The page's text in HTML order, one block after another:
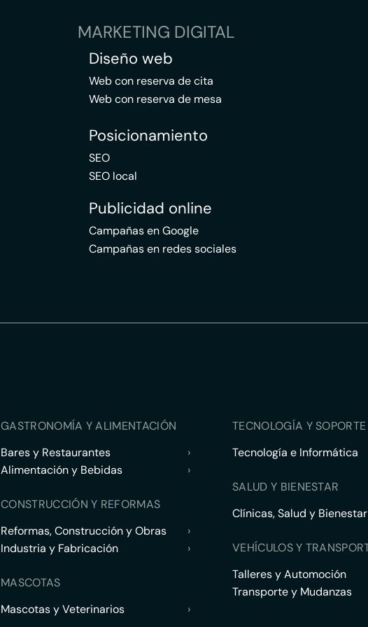
MARKETING DIGITAL
Diseño web
Web con reserva de cita
Web con reserva de mesa
Posicionamiento
SEO
SEO local
Publicidad online
Campañas en Google
Campañas en redes sociales
GASTRONOMÍA Y ALIMENTACIÓN
Bares y Restaurantes
›
Alimentación y Bebidas
›
CONSTRUCCIÓN Y REFORMAS
Reformas, Construcción y Obras
›
Industria y Fabricación
›
MASCOTAS
Mascotas y Veterinarios
›
TECNOLOGÍA Y
Tecnología e Informática
SALUD Y BIENESTAR
Clínicas, Salud y Bienestar
VEHÍCULOS Y
Talleres y Automoción
Transporte y Mudanzas